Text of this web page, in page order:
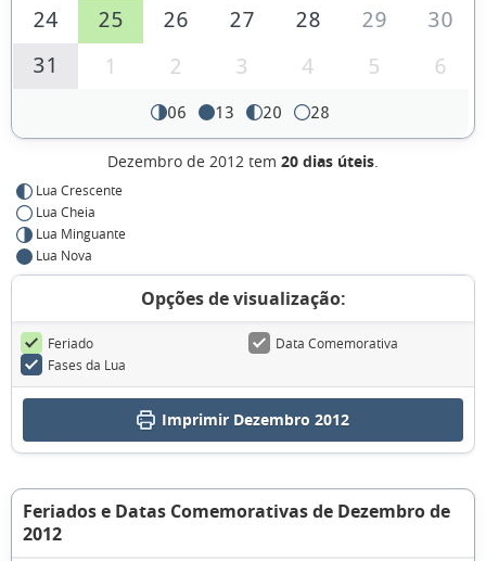
24
25 26 27 28 29
30
31
1 2 3 4 5 6
06 13 20 28
Dezembro de 2012 tem 20 dias úteis.
Lua Crescente
Lua Cheia
Lua Minguante
Lua Nova
Opções de visualização:
Feriado
Data Comemorativa
Fases da Lua
Imprimir Dezembro 2012
Feriados e Datas Comemorativas de Dezembro de
2012